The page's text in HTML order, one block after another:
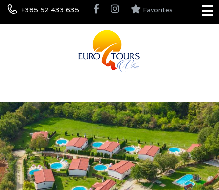
+385 52 433 635 Favorites